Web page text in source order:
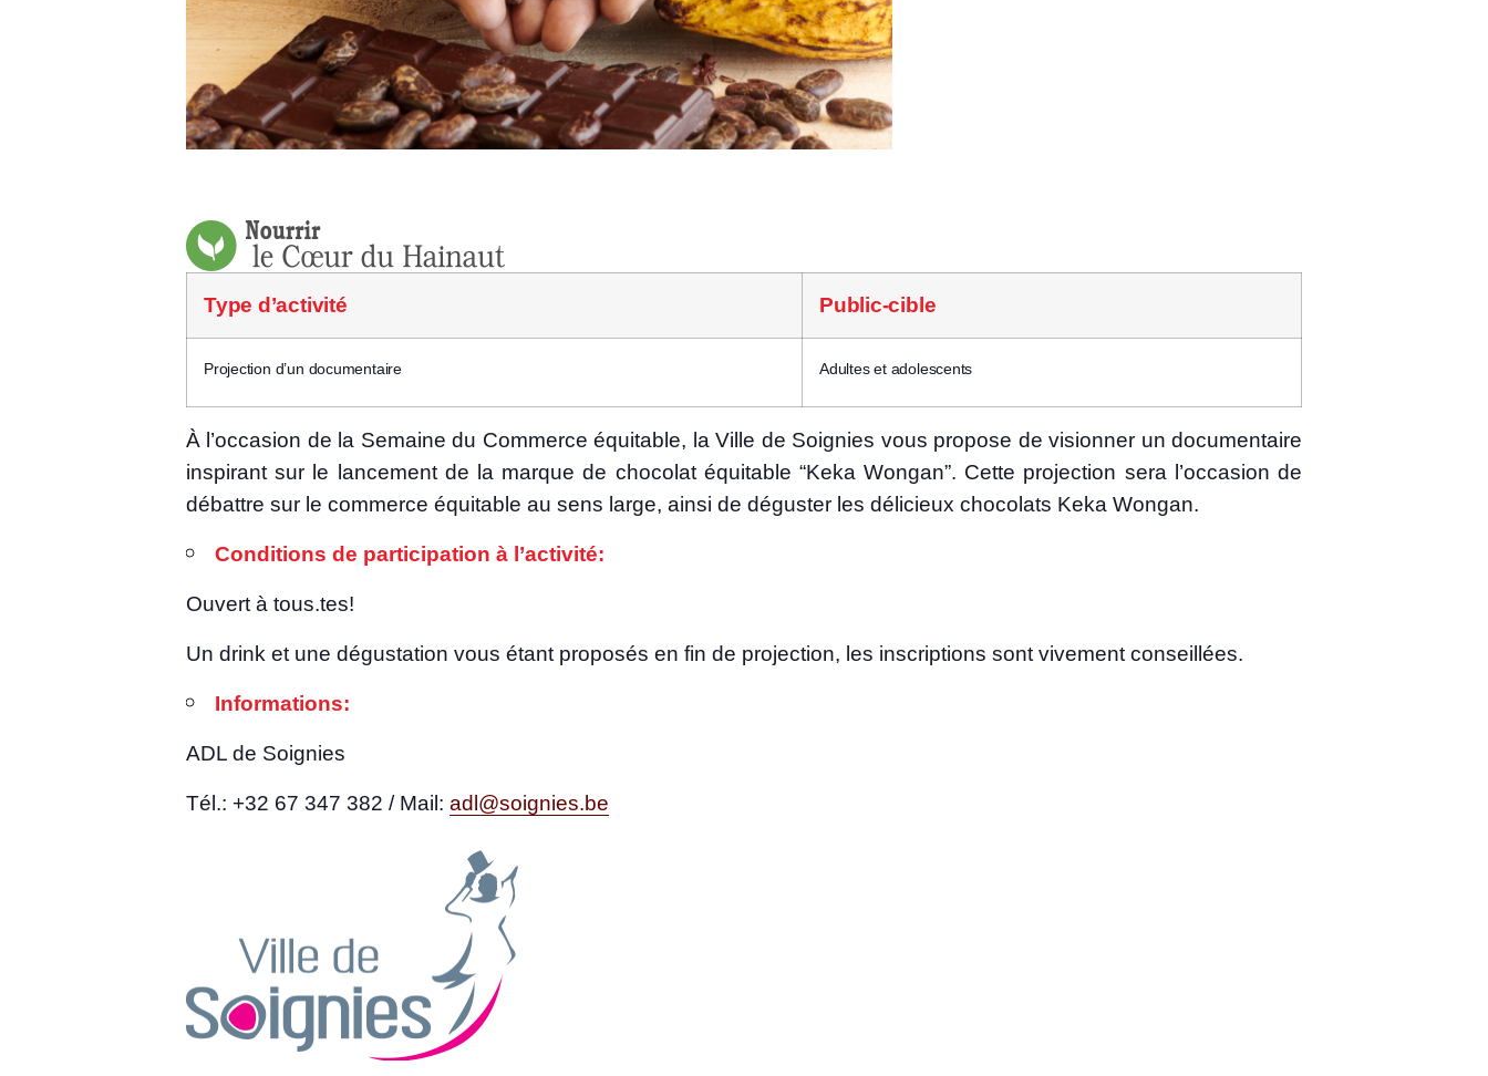
Type d’ac­ti­vi­té Public-cible
Pro­jec­tion d’un documentaire Adultes et adolescents
À l’occasion de la Semaine du Com­merce équi­table, la Ville de Soi­gnies vous pro­pose de vision­ner un docu­men­taire
ins­pi­rant sur le lan­ce­ment de la marque de cho­co­lat équi­table “Keka Won­gan”. Cette pro­jec­tion sera l’occasion de
débattre sur le com­merce équi­table au sens large, ain­si de dégus­ter les déli­cieux cho­co­lats Keka Wongan.
Condi­tions de par­ti­ci­pa­tion à l’activité:
Ouvert à tous.tes!
Un drink et une dégus­ta­tion vous étant pro­po­sés en fin de pro­jec­tion, les ins­crip­tions sont vive­ment conseillées.
Infor­ma­tions:
ADL de Soignies
Tél.: +32 67 347 382 / Mail: adl@soignies.be